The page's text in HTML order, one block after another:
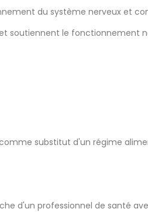
du système nerveux et
soutiennent le fonctionnement
substitut d'un régime
d'un professionnel de santé